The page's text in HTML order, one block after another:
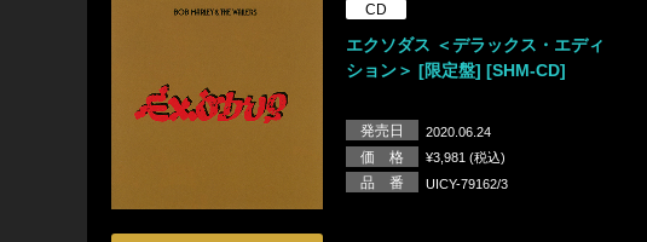
CD
エクソダス ＜デラックス・エディ
ション＞ [限定盤] [SHM-CD]
発売日 2020.06.24
価 格 ¥3,981 (税込)
品 番 UICY-79162/3